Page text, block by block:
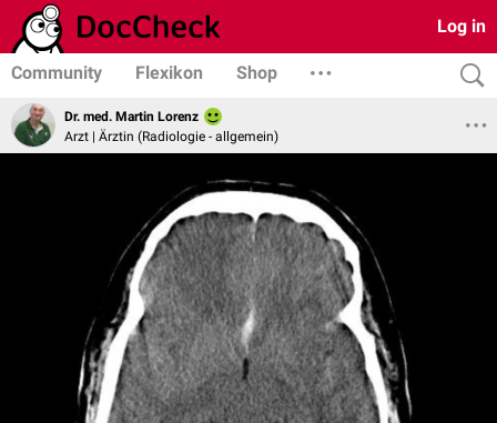
Log in
Community Flexikon Shop
Dr. med. Martin Lorenz
Arzt | Ärztin (Radiologie - allgemein)